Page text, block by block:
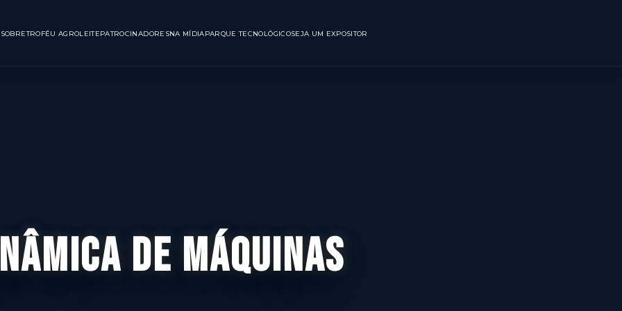
INÍCIOSOBRETROFÉU AGROLEITEPATROCINADORESNA MÍDIAPARQUE TECNOLÓGICOSEJA UM EXPOSITOR
DE MÁQUINAS